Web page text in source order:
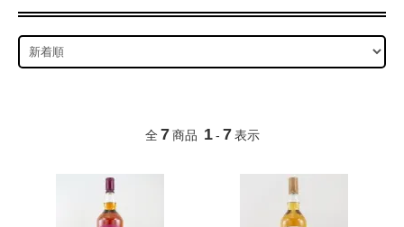
全 7 商品 1 - 7 表示